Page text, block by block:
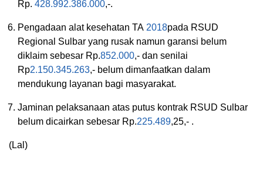
Rp. 428.992.386.000,-.
Pengadaan alat kesehatan TA 2018pada RSUD
Regional Sulbar yang rusak namun garansi belum
diklaim sebesar Rp.852.000,- dan senilai
Rp2.150.345.263,- belum dimanfaatkan dalam
mendukung layanan bagi masyarakat.
Jaminan pelaksanaan atas putus kontrak RSUD Sulbar
belum dicairkan sebesar Rp.225.489,25,- .
(Lal)